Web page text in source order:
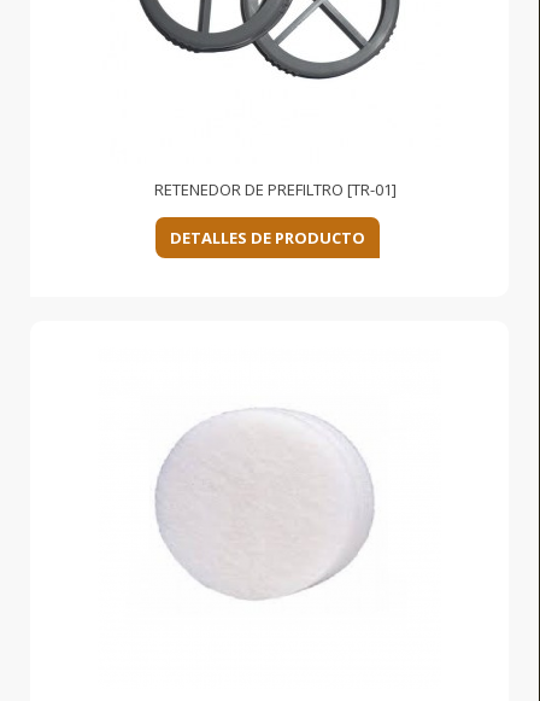
RETENEDOR DE PREFILTRO [TR-01]
DETALLES DE PRODUCTO